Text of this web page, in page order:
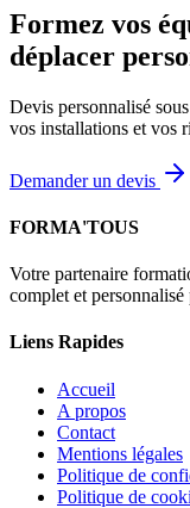
Formez vos
déplacer
Devis personnalisé
vos installations et vos
Demander un devis
FORMA'TOUS
Votre partenaire
complet et
Liens Rapides
Accueil
A propos
Contact
Mentions légales
Politique de
Politique de